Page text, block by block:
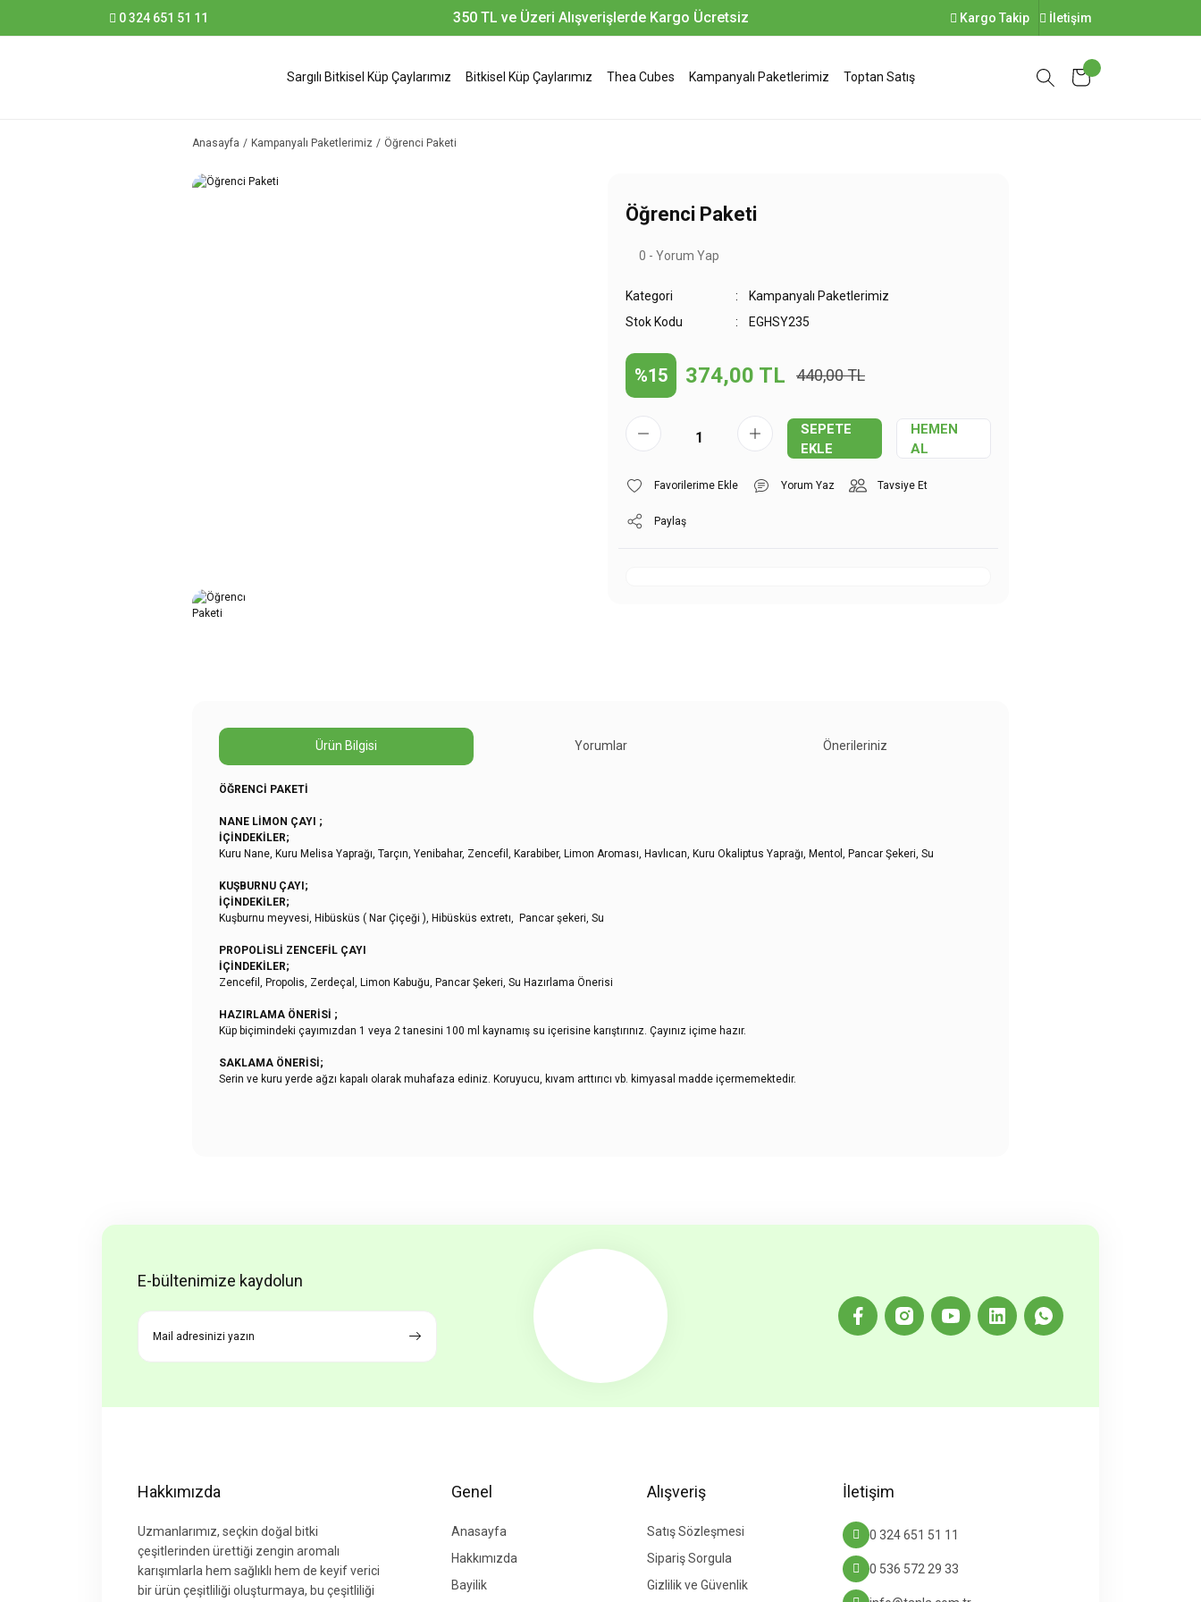
0 324 651 51 11 350 TL ve Üzeri Alışverişlerde Kargo Ücretsiz Kargo Takip İletişim
Sargılı Bitkisel Küp Çaylarımız Bitkisel Küp Çaylarımız Thea Cubes Kampanyalı Paketlerimiz Toptan Satış
Anasayfa Kampanyalı Paketlerimiz Öğrenci Paketi
Öğrenci Paketi
0 - Yorum Yap
Kategori
Kampanyalı Paketlerimiz
Stok Kodu
EGHSY235
%15 374,00 TL 440,00 TL
SEPETE
EKLE
HEMEN
AL
Yorum Yaz Tavsiye Et
Paylaş
Ürün Bilgisi Yorumlar Önerileriniz
ÖĞRENCİ PAKETİ
NANE LİMON ÇAYI ;
İÇİNDEKİLER;
Kuru Nane, Kuru Melisa Yaprağı, Tarçın, Yenibahar, Zencefil, Karabiber, Limon Aroması, Havlıcan, Kuru Okaliptus Yaprağı, Mentol, Pancar Şekeri, Su
KUŞBURNU ÇAYI;
İÇİNDEKİLER;
Kuşburnu meyvesi, Hibüsküs ( Nar Çiçeği ), Hibüsküs extretı, Pancar şekeri, Su
PROPOLİSLİ ZENCEFİL ÇAYI
İÇİNDEKİLER;
Zencefil, Propolis, Zerdeçal, Limon Kabuğu, Pancar Şekeri, Su Hazırlama Önerisi
HAZIRLAMA ÖNERİSİ ;
Küp biçimindeki çayımızdan 1 veya 2 tanesini 100 ml kaynamış su içerisine karıştırınız. Çayınız içime hazır.
SAKLAMA ÖNERİSİ;
Serin ve kuru yerde ağzı kapalı olarak muhafaza ediniz. Koruyucu, kıvam arttırıcı vb. kimyasal madde içermemektedir.
Yorum Yaz
Ürün fiyatı diğer sitelerden daha pahalı.
E-bültenimize kaydolun
Hakkımızda
Uzmanlarımız, seçkin doğal bitki
çeşitlerinden ürettiği zengin aromalı
karışımlarla hem sağlıklı hem de keyif verici
bir ürün çeşitliliği oluşturmaya, bu çeşitliliği
Genel
Anasayfa
Hakkımızda
Bayilik
Alışveriş
Satış Sözleşmesi
Sipariş Sorgula
Gizlilik ve Güvenlik
İletişim
0 324 651 51 11
0 536 572 29 33